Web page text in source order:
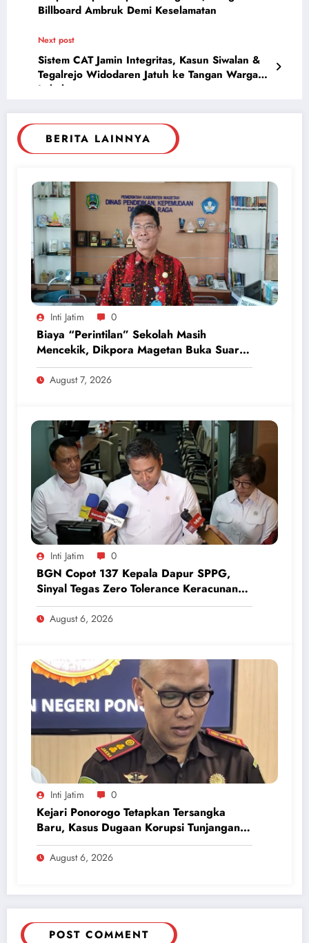
Billboard Ambruk Demi Keselamatan
Next post
Sistem CAT Jamin Integritas, Kasun Siwalan &
Tegalrejo Widodaren Jatuh ke Tangan Warga
Lokal
BERITA LAINNYA
Inti Jatim 0
Biaya “Perintilan” Sekolah Masih
Mencekik, Dikpora Magetan Buka Suara
Soal Polemik Seragam dan Modul
August 7, 2026
Inti Jatim 0
BGN Copot 137 Kepala Dapur SPPG,
Sinyal Tegas Zero Tolerance Keracunan
Makanan dan Korupsi
August 6, 2026
Inti Jatim 0
Kejari Ponorogo Tetapkan Tersangka
Baru, Kasus Dugaan Korupsi Tunjangan
Perumahan DPRD 2023-2026
August 6, 2026
POST COMMENT